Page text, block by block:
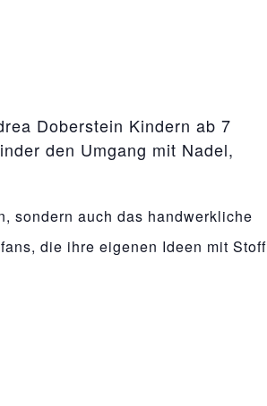
Doberstein Kindern ab 7
den Umgang mit Nadel,
sondern auch das handwerkliche
die ihre eigenen Ideen mit Stoff